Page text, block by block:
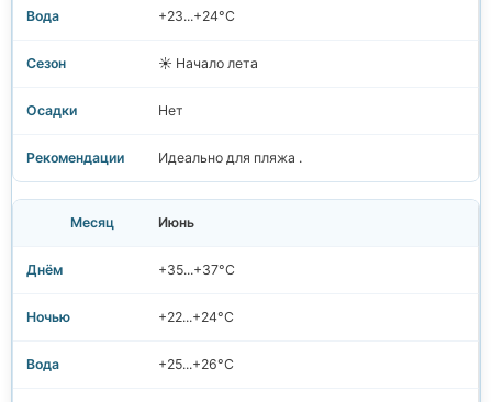
+23...+24°C
☀️ Начало лета
Нет
Идеально для пляжа .
Июнь
+35...+37°C
+22...+24°C
+25...+26°C